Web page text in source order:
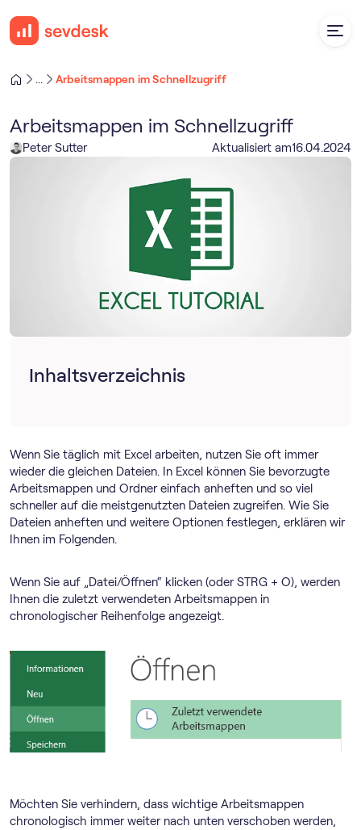
Arbeitsmappen im Schnellzugriff
Arbeitsmappen im Schnellzugriff
Peter Sutter Aktualisiert am16.04.2024
Inhaltsverzeichnis
Wenn Sie täglich mit Excel arbeiten, nutzen Sie oft immer
wieder die gleichen Dateien. In Excel können Sie bevorzugte
Arbeitsmappen und Ordner einfach anheften und so viel
schneller auf die meistgenutzten Dateien zugreifen. Wie Sie
Dateien anheften und weitere Optionen festlegen, erklären wir
Ihnen im Folgenden.
Wenn Sie auf „Datei/Öffnen“ klicken (oder STRG + O), werden
Ihnen die zuletzt verwendeten Arbeitsmappen in
chronologischer Reihenfolge angezeigt.
Möchten Sie verhindern, dass wichtige Arbeitsmappen
chronologisch immer weiter nach unten verschoben werden,